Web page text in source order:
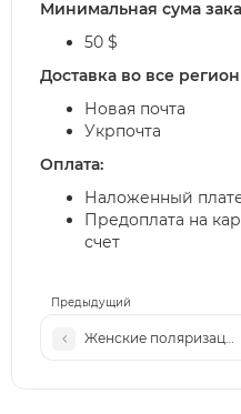
Предыдущий
Женские
Минимальная сума
50 $
Доставка во все
Новая почта
Укрпочта
Оплата:
Наложенный
Предоплата на
счет